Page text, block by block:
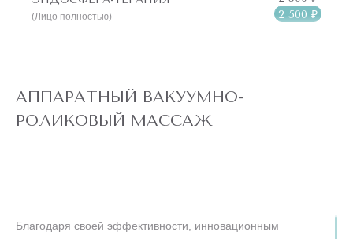
Улучшение тонуса кожи, придание ей здорового и
сияющего вида.
(Лицо полностью)
2 500 ₽
АППАРАТНЫЙ ВАКУУМНО-
РОЛИКОВЫЙ МАССАЖ
Благодаря своей эффективности, инновационным